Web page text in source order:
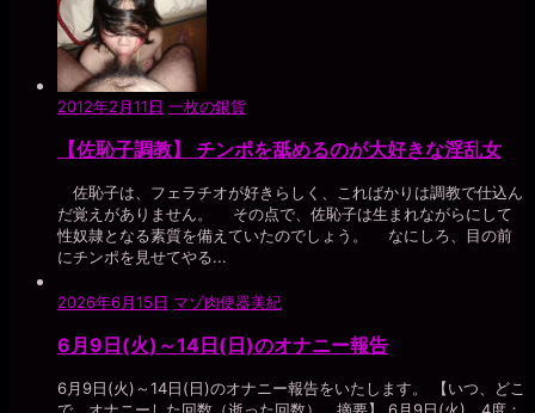
2012年2月11日 一枚の銀貨
【佐恥子調教】 チンポを舐めるのが大好きな淫乱女
佐恥子は、フェラチオが好きらしく、こればかりは調教で仕込ん
だ覚えがありません。 その点で、佐恥子は生まれながらにして
性奴隷となる素質を備えていたのでしょう。 なにしろ、目の前
にチンポを見せてやる...
2026年6月15日 マゾ肉便器美紀
6月9日(火)～14日(日)のオナニー報告
6月9日(火)～14日(日)のオナニー報告をいたします。 【いつ、どこ